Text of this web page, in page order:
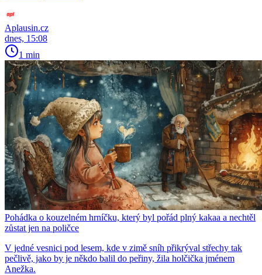
Aplausin.cz
dnes, 15:08
1 min
Pohádka o kouzelném hrníčku, který byl pořád plný kakaa a nechtěl
zůstat jen na poličce
V jedné vesnici pod lesem, kde v zimě sníh přikrýval střechy tak
pečlivě, jako by je někdo balil do peřiny, žila holčička jménem
Anežka.